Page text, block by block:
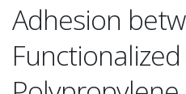
Adhesion
Functionalized